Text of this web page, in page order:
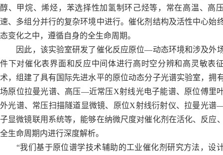
醇、甲烷、烯烃，苯选择性加氢制环己烃等，常在高温、高
速、多组分并行的复杂环境中进行。催化剂结构及活性中心始
态变化之中，遵循自身的全生命周期。
因此，该实验室研发了催化反应原位—动态环境和涉及外
件下对催化表界面和反应中间体进行高时空分辨和高灵敏表
术，组建了具有国际先进水平的原位动态分子光谱实验室，拥
场原位拉曼光谱、高压—近常压X射线光电子能谱、原位傅里
外光谱、常压扫描隧道显微镜、原位X射线衍射仪、拉曼光谱
子显微镜联用系统等，能够在纳微尺度对催化剂在活化、反应
全生命周期内进行深度解析。
“我们基于原位谱学技术辅助的工业催化剂研究方法，设